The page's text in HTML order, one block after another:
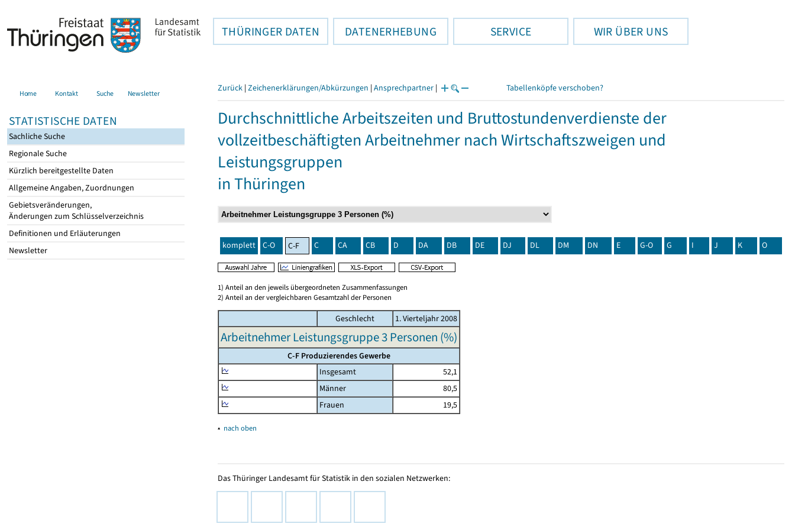
THÜRINGER DATEN DATENERHEBUNG SERVICE WIR ÜBER UNS
Home Kontakt Suche Newsletter
STATISTISCHE DATEN
Sachliche Suche
Regionale Suche
Kürzlich bereitgestellte Daten
Allgemeine Angaben, Zuordnungen
Gebietsveränderungen,
Änderungen zum Schlüsselverzeichnis
Definitionen und Erläuterungen
Newsletter
Zurück | Zeichenerklärungen/Abkürzungen | Ansprechpartner | Tabellenköpfe verschoben?
Durchschnittliche Arbeitszeiten und Bruttostundenverdienste der
vollzeitbeschäftigten Arbeitnehmer nach Wirtschaftszweigen und
Leistungsgruppen
in Thüringen
komplett C-O C-F C CA CB D DA DB DE DJ DL DM DN E G-O G I J K O
1) Anteil an den jeweils übergeordneten Zusammenfassungen
2) Anteil an der vergleichbaren Gesamtzahl der Personen
Geschlecht 1. Vierteljahr 2008
Arbeitnehmer Leistungsgruppe 3 Personen (%)
C-F Produzierendes Gewerbe
Insgesamt
52,1
Männer
80,5
Frauen
19,5
▴ nach oben
Das Thüringer Landesamt für Statistik in den sozialen Netzwerken: